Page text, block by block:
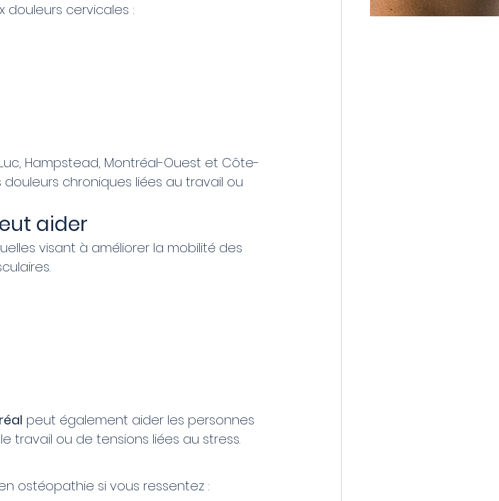
douleurs cervicales :
Hampstead, Montréal-Ouest et Côte-
chroniques liées au travail ou
aider
visant à améliorer la mobilité des
peut également aider les personnes
travail ou de tensions liées au stress.
ostéopathie si vous ressentez :